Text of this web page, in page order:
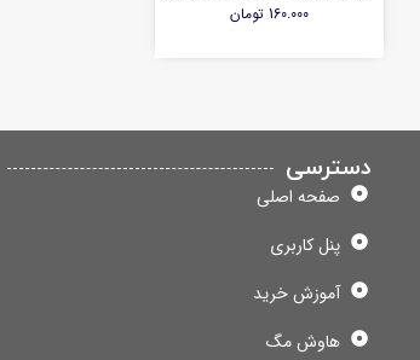
160.000 تومان
دسترسی
صفحه اصلی
پنل کاربری
آموزش خرید
هاوش مگ